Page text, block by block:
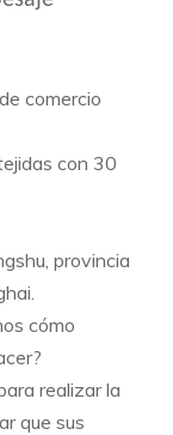
comercio
con 30
provincia
cómo
realizar la
que sus